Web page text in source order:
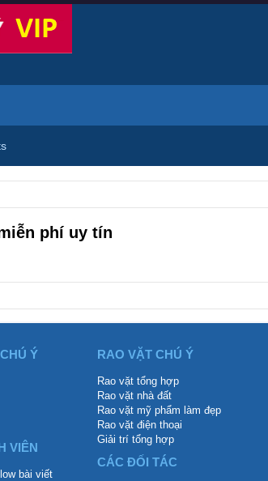
phí uy tín
Ý
VIÊN
bài viết
RAO VẶT CHÚ Ý
Rao vặt tổng hợp
Rao vặt nhà đất
Rao vặt mỹ phẩm làm đẹp
Rao vặt điện thoại
Giải trí tổng hợp
CÁC ĐỐI TÁC